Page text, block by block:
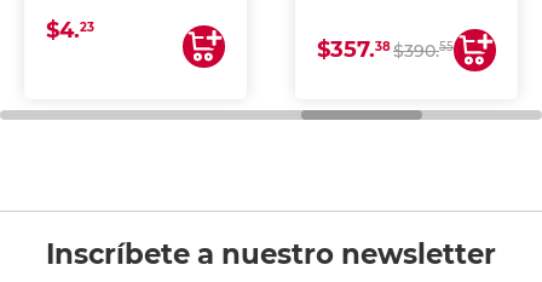
uniforme, ideal para
impresoras de inyección
de tinta y láser,
general de oficina.
$4.23
COPIA Y ESCANEA)
$357.38$390.55
Inscríbete a nuestro newsletter